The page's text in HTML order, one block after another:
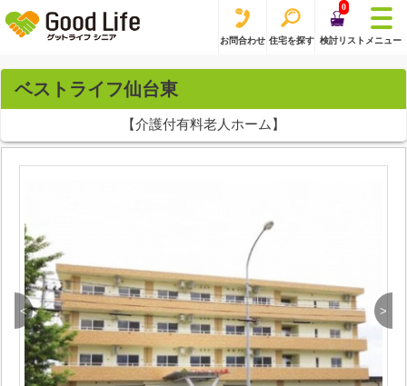
お問合わせ 住宅を探す
0
検討リスト メニュー
ベストライフ仙台東
【介護付有料老人ホーム】
< >